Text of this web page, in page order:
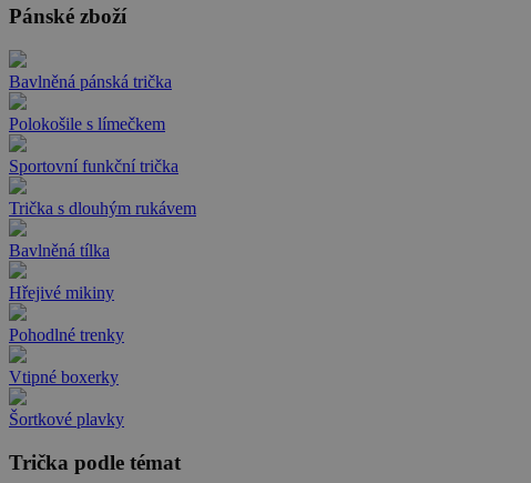
Pánské zboží
Bavlněná pánská trička
Polokošile s límečkem
Sportovní funkční trička
Trička s dlouhým rukávem
Bavlněná tílka
Hřejivé mikiny
Pohodlné trenky
Vtipné boxerky
Šortkové plavky
Trička podle témat